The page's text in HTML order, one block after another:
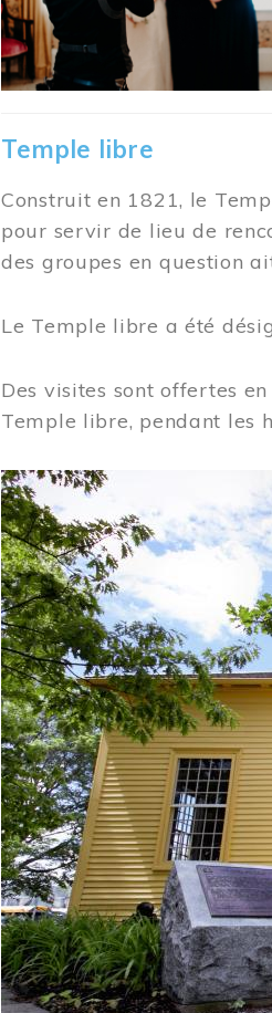
Temple libre
Construit en 1821, le
pour servir de lieu de
des groupes en question
Le Temple libre a été
Des visites sont offertes
Temple libre, pendant les
Image